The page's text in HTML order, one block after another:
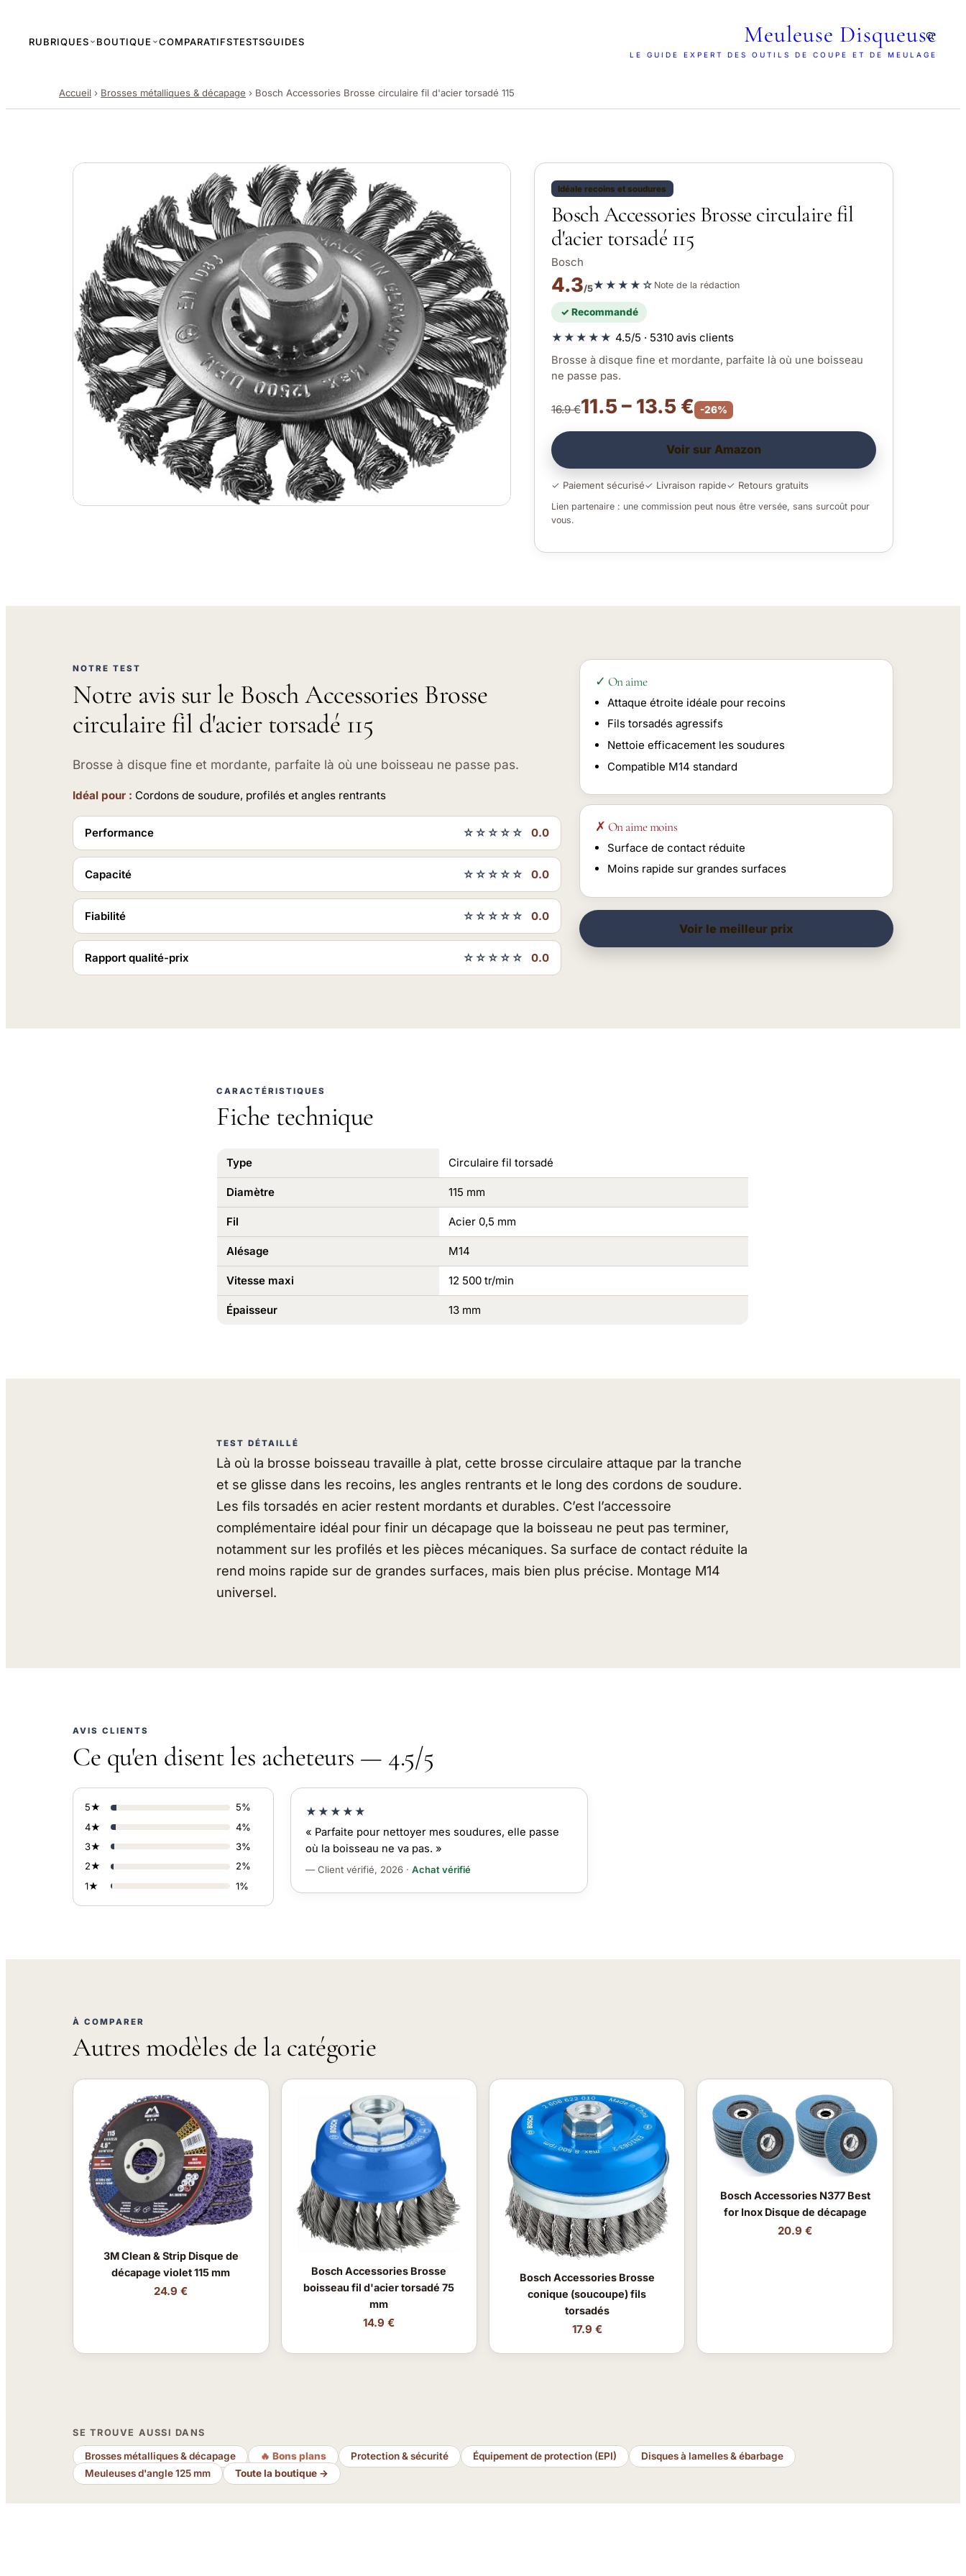
RUBRIQUES BOUTIQUE COMPARATIFSTESTSGUIDES Meuleuse Disqueuse
LE GUIDE EXPERT DES OUTILS DE COUPE ET DE MEULAGE
Accueil › Brosses métalliques & décapage › Bosch Accessories Brosse circulaire fil d'acier torsadé 115
Idéale recoins et soudures
Bosch Accessories Brosse circulaire fil
d'acier torsadé 115
Bosch
4.3/5★★★★☆ Note de la rédaction
✓ Recommandé
★★★★★ 4.5/5 · 5310 avis clients
Brosse à disque fine et mordante, parfaite là où une boisseau
ne passe pas.
16.9 €11.5 – 13.5 € -26%
Voir sur Amazon
✓ Paiement sécurisé✓ Livraison rapide✓ Retours gratuits
Lien partenaire : une commission peut nous être versée, sans surcoût pour
vous.
NOTRE TEST
Notre avis sur le Bosch Accessories Brosse
circulaire fil d'acier torsadé 115
Brosse à disque fine et mordante, parfaite là où une boisseau ne passe pas.
Idéal pour : Cordons de soudure, profilés et angles rentrants
Performance ☆☆☆☆☆ 0.0
Capacité ☆☆☆☆☆ 0.0
Fiabilité ☆☆☆☆☆ 0.0
Rapport qualité-prix ☆☆☆☆☆ 0.0
✓ On aime
Attaque étroite idéale pour recoins
Fils torsadés agressifs
Nettoie efficacement les soudures
Compatible M14 standard
✗ On aime moins
Surface de contact réduite
Moins rapide sur grandes surfaces
Voir le meilleur prix
CARACTÉRISTIQUES
Fiche technique
Type Circulaire fil torsadé
Diamètre 115 mm
Fil Acier 0,5 mm
Alésage M14
Vitesse maxi 12 500 tr/min
Épaisseur 13 mm
TEST DÉTAILLÉ
Là où la brosse boisseau travaille à plat, cette brosse circulaire attaque par la tranche
et se glisse dans les recoins, les angles rentrants et le long des cordons de soudure.
Les fils torsadés en acier restent mordants et durables. C’est l’accessoire
complémentaire idéal pour finir un décapage que la boisseau ne peut pas terminer,
notamment sur les profilés et les pièces mécaniques. Sa surface de contact réduite la
rend moins rapide sur de grandes surfaces, mais bien plus précise. Montage M14
universel.
AVIS CLIENTS
Ce qu'en disent les acheteurs — 4.5/5
5★
5%
4★
4%
3★
3%
2★
2%
1★
1%
★★★★★
« Parfaite pour nettoyer mes soudures, elle passe
où la boisseau ne va pas. »
— Client vérifié, 2026 ·Achat vérifié
À COMPARER
Autres modèles de la catégorie
3M Clean & Strip Disque de
décapage violet 115 mm
24.9 €
Bosch Accessories Brosse
boisseau fil d'acier torsadé 75
mm
14.9 €
Bosch Accessories Brosse
conique (soucoupe) fils
torsadés
17.9 €
Bosch Accessories N377 Best
for Inox Disque de décapage
20.9 €
SE TROUVE AUSSI DANS
Brosses métalliques & décapage 🔥 Bons plans Protection & sécurité Équipement de protection (EPI)
Disques à lamelles & ébarbage
Meuleuses d'angle 125 mm
Toute la boutique →